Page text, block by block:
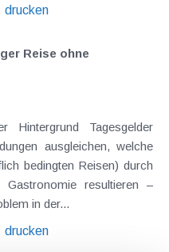
drucken
Reise ohne
Tagesgelder
ausgleichen, welche
bedingten Reisen) durch
resultieren –
in der...
drucken